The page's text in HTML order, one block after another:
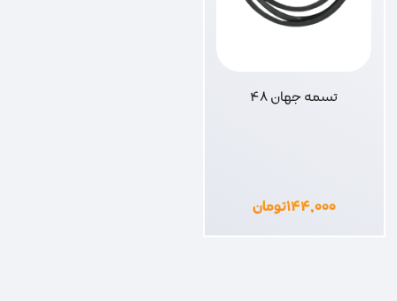
تسمه جهان 48
۱۴۴,۰۰۰تومان